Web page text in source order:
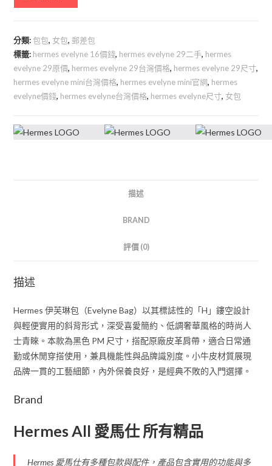
分類:包包, 女包, 郵差包
標籤: hermes evelyne 16價錢, hermes evelyne 29二手, hermes
evelyne 29原價, hermes evelyne 29台灣價格, hermes evelyne 29尺寸,
hermes evelyne mini台灣價格, hermes evelyne mini官網, hermes
evelyne價錢, hermes evelyne台灣價格, hermes evelyne尺寸, 女包
描述
BRAND
評價 (0)
描述
Hermes 伊芙琳包（Evelyne Bag）以其標誌性的「H」鏤空設計
與輕便實用的斜背形式，深受喜愛簡約、低調奢華風格的時尚人
士青睞。本款為黑色 PM 尺寸，搭配原廠皮革肩帶，適合日常通
勤或休閒穿搭使用，兼具機能性與品牌識別度。小牛皮材質展現
品牌一貫的工藝細節，內外保養良好，是經典不敗的入門選擇。
Brand
Hermes All 愛馬仕 所有精品
Hermes 愛馬仕有多種包款與配件，產品包含實用的功能與多